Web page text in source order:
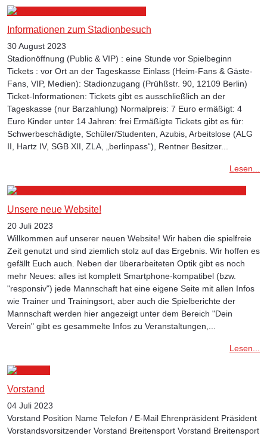
Informationen zum Stadionbesuch
30 August 2023
Stadionöffnung (Public & VIP) : eine Stunde vor Spielbeginn
Tickets : vor Ort an der Tageskasse Einlass (Heim-Fans & Gäste-
Fans, VIP, Medien): Stadionzugang (Prühßstr. 90, 12109 Berlin)
Ticket-Informationen: Tickets gibt es ausschließlich an der
Tageskasse (nur Barzahlung) Normalpreis: 7 Euro ermäßigt: 4
Euro Kinder unter 14 Jahren: frei Ermäßigte Tickets gibt es für:
Schwerbeschädigte, Schüler/Studenten, Azubis, Arbeitslose (ALG
II, Hartz IV, SGB XII, ZLA, „berlinpass“), Rentner Besitzer...
Lesen...
Unsere neue Website!
20 Juli 2023
Willkommen auf unserer neuen Website! Wir haben die spielfreie
Zeit genutzt und sind ziemlich stolz auf das Ergebnis. Wir hoffen es
gefällt Euch auch. Neben der überarbeiteten Optik gibt es noch
mehr Neues: alles ist komplett Smartphone-kompatibel (bzw.
"responsiv") jede Mannschaft hat eine eigene Seite mit allen Infos
wie Trainer und Trainingsort, aber auch die Spielberichte der
Mannschaft werden hier angezeigt unter dem Bereich "Dein
Verein" gibt es gesammelte Infos zu Veranstaltungen,...
Lesen...
Vorstand
04 Juli 2023
Vorstand Position Name Telefon / E-Mail Ehrenpräsident Präsident
Vorstandsvorsitzender Vorstand Breitensport Vorstand Breitensport